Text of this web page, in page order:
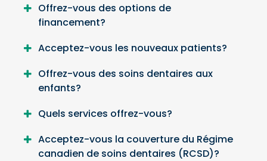
Offrez-vous des options de
financement?
Acceptez-vous les nouveaux patients?
Offrez-vous des soins dentaires aux
enfants?
Quels services offrez-vous?
Acceptez-vous la couverture du Régime
canadien de soins dentaires (RCSD)?